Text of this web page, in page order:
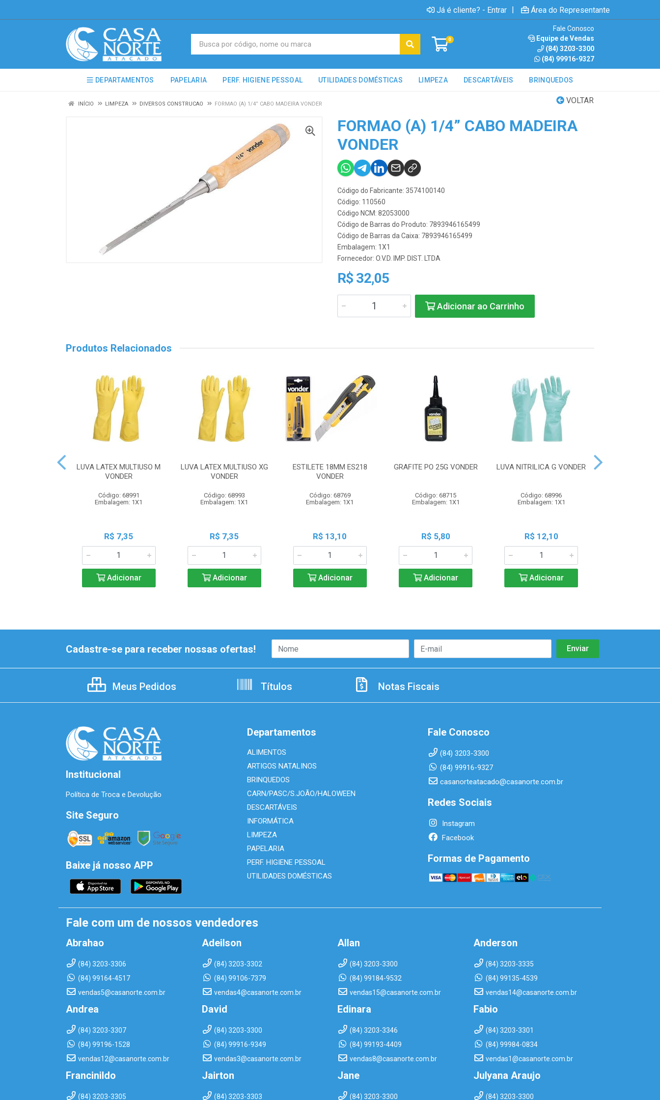
Já é cliente? - Entrar | Área do Representante
0
Fale Conosco
Equipe de Vendas
(84) 3203-3300
(84) 99916-9327
DEPARTAMENTOS PAPELARIA PERF. HIGIENE PESSOAL UTILIDADES DOMÉSTICAS LIMPEZA DESCARTÁVEIS BRINQUEDOS
VOLTAR
INÍCIO LIMPEZA DIVERSOS CONSTRUCAO FORMAO (A) 1/4” CABO MADEIRA VONDER
FORMAO (A) 1/4” CABO MADEIRA
VONDER
Código do Fabricante: 3574100140
Código: 110560
Código NCM: 82053000
Código de Barras do Produto: 7893946165499
Código de Barras da Caixa: 7893946165499
Embalagem: 1X1
Fornecedor: O.V.D. IMP. DIST. LTDA
R$ 32,05
Adicionar ao Carrinho
Produtos Relacionados
LUVA LATEX MULTIUSO M
VONDER
Código: 68991
Embalagem: 1X1
R$ 7,35
Adicionar
LUVA LATEX MULTIUSO XG
VONDER
Código: 68993
Embalagem: 1X1
R$ 7,35
Adicionar
ESTILETE 18MM ES218
VONDER
Código: 68769
Embalagem: 1X1
R$ 13,10
Adicionar
GRAFITE PO 25G VONDER
Código: 68715
Embalagem: 1X1
R$ 5,80
Adicionar
LUVA NITRILICA G VONDER
Código: 68996
Embalagem: 1X1
R$ 12,10
Adicionar
Cadastre-se para receber nossas ofertas!
Meus Pedidos Títulos Notas Fiscais
Institucional
Política de Troca e Devolução
Site Seguro
Baixe já nosso APP
Departamentos
ALIMENTOS
ARTIGOS NATALINOS
BRINQUEDOS
CARN/PASC/S.JOÃO/HALOWEEN
DESCARTÁVEIS
INFORMÁTICA
LIMPEZA
PAPELARIA
PERF. HIGIENE PESSOAL
UTILIDADES DOMÉSTICAS
Fale Conosco
(84) 3203-3300
(84) 99916-9327
casanorteatacado@casanorte.com.br
Redes Sociais
Instagram
Facebook
Formas de Pagamento
Fale com um de nossos vendedores
Abrahao
(84) 3203-3306
(84) 99164-4517
vendas5@casanorte.com.br
Adeilson
(84) 3203-3302
(84) 99106-7379
vendas4@casanorte.com.br
Allan
(84) 3203-3300
(84) 99184-9532
vendas15@casanorte.com.br
Anderson
(84) 3203-3335
(84) 99135-4539
vendas14@casanorte.com.br
Andrea
(84) 3203-3307
(84) 99196-1528
vendas12@casanorte.com.br
David
(84) 3203-3300
(84) 99916-9349
vendas3@casanorte.com.br
Edinara
(84) 3203-3346
(84) 99193-4409
vendas8@casanorte.com.br
Fabio
(84) 3203-3301
(84) 99984-0834
vendas1@casanorte.com.br
Francinildo
(84) 3203-3305
Jairton
(84) 3203-3303
Jane
(84) 3203-3300
Julyana Araujo
(84) 3203-3300